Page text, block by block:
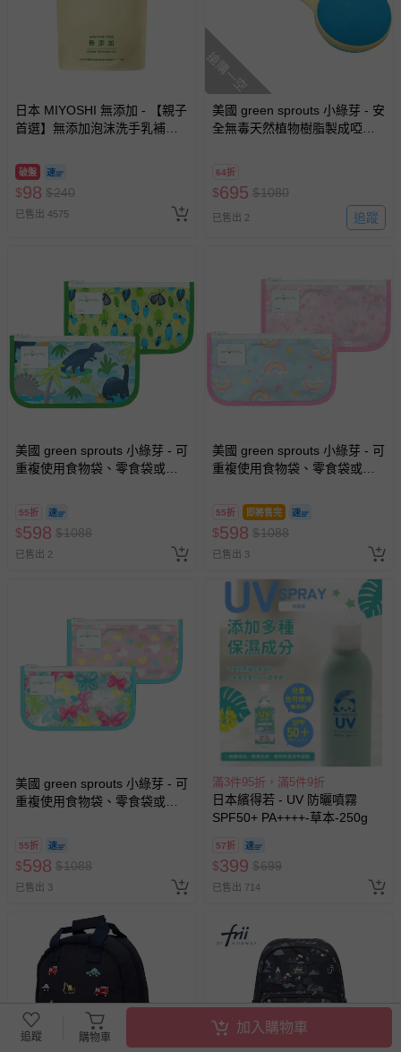
日本 MIYOSHI 無添加 - 【親子
首選】無添加泡沫洗手乳補充
破盤
$98 $240
已售出 4575
搶購一空
美國 green sprouts 小綠芽 - 安
全無毒天然植物樹脂製成啞鈴
64折
$695 $1080
已售出 2 追蹤
美國 green sprouts 小綠芽 - 可
重複使用食物袋、零食袋或小
55折
$598 $1088
已售出 2
美國 green sprouts 小綠芽 - 可
重複使用食物袋、零食袋或小
彩虹花園
55折 即將售完
$598 $1088
已售出 3
美國 green sprouts 小綠芽 - 可
重複使用食物袋、零食袋或小
55折
$598 $1088
已售出 3
滿3件95折，滿5件9折
日本繽得若 - UV 防曬噴霧
SPF50+ PA++++-草本-250g
57折
$399 $699
已售出 714
追蹤 購物車
加入購物車